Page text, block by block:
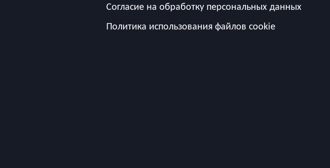
Согласие на обработку персональных данных
Политика использования файлов cookie